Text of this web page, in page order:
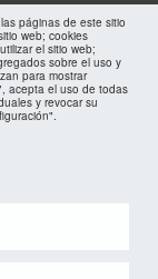
páginas de este sitio
web; cookies
el sitio web;
sobre el uso y
para mostrar
acepta el uso de todas
y revocar su